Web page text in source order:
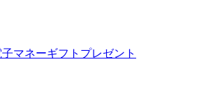
マネーギフトプレゼント